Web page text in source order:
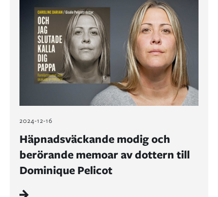
2024-12-16
Häpnadsväckande modig och
berörande memoar av dottern till
Dominique Pelicot